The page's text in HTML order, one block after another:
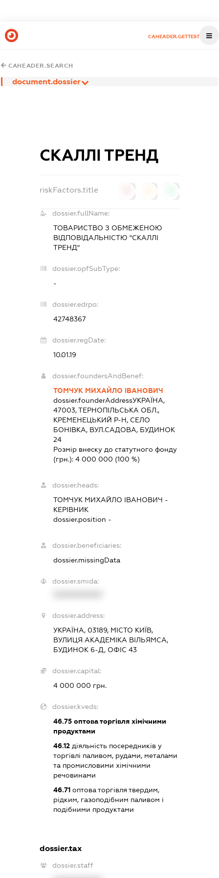
CAHEADER.GETTEST
CAHEADER.SEARCH
document.dossier
СКАЛЛІ ТРЕНД
riskFactors.title
dossier.fullName:
ТОВАРИСТВО З ОБМЕЖЕНОЮ
ВІДПОВІДАЛЬНІСТЮ "СКАЛЛІ
ТРЕНД"
dossier.opfSubType:
-
dossier.edrpo:
42748367
dossier.regDate:
10.01.19
dossier.foundersAndBenef:
ТОМЧУК МИХАЙЛО ІВАНОВИЧ
dossier.founderAddressУКРАЇНА,
47003, ТЕРНОПІЛЬСЬКА ОБЛ.,
КРЕМЕНЕЦЬКИЙ Р-Н, СЕЛО
БОНІВКА, ВУЛ.САДОВА, БУДИНОК
24
Розмір внеску до статутного фонду
(грн.):4 000 000 (100 %)
dossier.heads:
ТОМЧУК МИХАЙЛО ІВАНОВИЧ -
КЕРІВНИК
dossier.position -
dossier.beneficiaries:
dossier.missingData
dossier.smida:
dossier.address:
УКРАЇНА, 03189, МІСТО КИЇВ,
ВУЛИЦЯ АКАДЕМІКА ВІЛЬЯМСА,
БУДИНОК 6-Д, ОФІС 43
dossier.capital:
4 000 000 грн.
dossier.kveds:
46.75 оптова торгівля хімічними
продуктами
46.12 діяльність посередників у
торгівлі паливом, рудами, металами
та промисловими хімічними
речовинами
46.71 оптова торгівля твердим,
рідким, газоподібним паливом і
подібними продуктами
dossier.tax
dossier.staff